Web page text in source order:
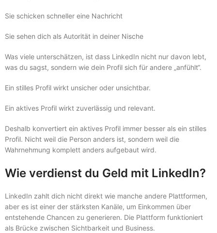
Sie schicken schneller eine Nachricht
Sie sehen dich als Autorität in deiner Nische
Was viele unterschätzen, ist dass LinkedIn nicht nur davon lebt,
was du sagst, sondern wie dein Profil sich für andere „anfühlt“.
Ein stilles Profil wirkt unsicher oder unsichtbar.
Ein aktives Profil wirkt zuverlässig und relevant.
Deshalb konvertiert ein aktives Profil immer besser als ein stilles
Profil. Nicht weil die Person anders ist, sondern weil die
Wahrnehmung komplett anders aufgebaut wird.
Wie verdienst du Geld mit LinkedIn?
LinkedIn zahlt dich nicht direkt wie manche andere Plattformen,
aber es ist einer der stärksten Kanäle, um Einkommen über
entstehende Chancen zu generieren. Die Plattform funktioniert
als Brücke zwischen Sichtbarkeit und Business.